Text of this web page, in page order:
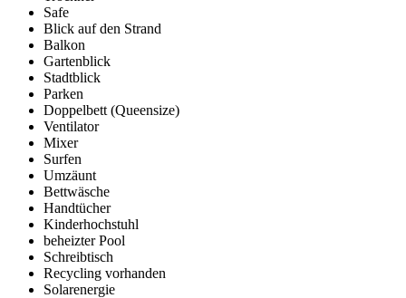
Safe
Blick auf den Strand
Balkon
Gartenblick
Stadtblick
Parken
Doppelbett (Queensize)
Ventilator
Mixer
Surfen
Umzäunt
Bettwäsche
Handtücher
Kinderhochstuhl
beheizter Pool
Schreibtisch
Recycling vorhanden
Solarenergie